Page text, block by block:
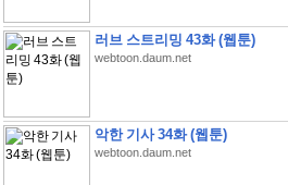
러브 스트리밍 43화 (웹툰)
webtoon.daum.net
악한 기사 34화 (웹툰)
webtoon.daum.net